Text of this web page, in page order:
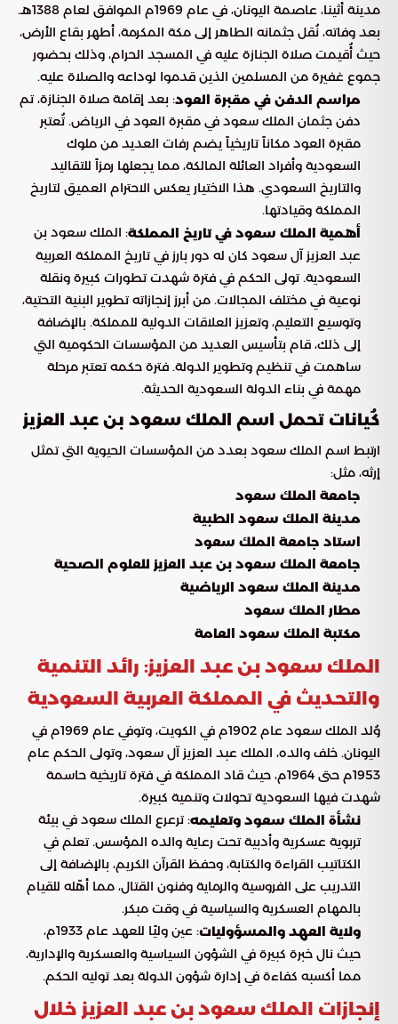
مدينة أثينا، عاصمة اليونان، في عام 1969م الموافق لعام 1388هـ.
بعد وفاته، نُقل جثمانه الطاهر إلى مكة المكرمة، أطهر بقاع الأرض،
حيث أُقيمت صلاة الجنازة عليه في المسجد الحرام، وذلك بحضور
جموع غفيرة من المسلمين الذين قدموا لوداعه والصلاة عليه.
مراسم الدفن في مقبرة العود: بعد إقامة صلاة الجنازة، تم
دفن جثمان الملك سعود في مقبرة العود في الرياض. تُعتبر
مقبرة العود مكاناً تاريخياً يضم رفات العديد من ملوك
السعودية وأفراد العائلة المالكة، مما يجعلها رمزاً للتقاليد
والتاريخ السعودي. هذا الاختيار يعكس الاحترام العميق لتاريخ
المملكة وقيادتها.
أهمية الملك سعود في تاريخ المملكة: الملك سعود بن
عبد العزيز آل سعود كان له دور بارز في تاريخ المملكة العربية
السعودية. تولى الحكم في فترة شهدت تطورات كبيرة ونقلة
نوعية في مختلف المجالات. من أبرز إنجازاته تطوير البنية التحتية،
وتوسيع التعليم، وتعزيز العلاقات الدولية للمملكة. بالإضافة
إلى ذلك، قام بتأسيس العديد من المؤسسات الحكومية التي
ساهمت في تنظيم وتطوير الدولة. فترة حكمه تعتبر مرحلة
مهمة في بناء الدولة السعودية الحديثة.
كُيانات تحمل اسم الملك سعود بن عبد العزيز
ارتبط اسم الملك سعود بعدد من المؤسسات الحيوية التي تمثل
إرثه، مثل:
جامعة الملك سعود
مدينة الملك سعود الطبية
استاد جامعة الملك سعود
جامعة الملك سعود بن عبد العزيز للعلوم الصحية
مدينة الملك سعود الرياضية
مطار الملك سعود
مكتبة الملك سعود العامة
الملك سعود بن عبد العزيز: رائد التنمية
والتحديث في المملكة العربية السعودية
وُلد الملك سعود عام 1902م في الكويت، وتوفي عام 1969م في
اليونان. خلف والده، الملك عبد العزيز آل سعود، وتولى الحكم عام
1953م حتى 1964م، حيث قاد المملكة في فترة تاريخية حاسمة
شهدت فيها السعودية تحولات وتنمية كبيرة.
نشأة الملك سعود وتعليمه: ترعرع الملك سعود في بيئة
تربوية عسكرية وأدبية تحت رعاية والده المؤسس. تعلم في
الكتاتيب القراءة والكتابة، وحفظ القرآن الكريم، بالإضافة إلى
التدريب على الفروسية والرماية وفنون القتال، مما أهّله للقيام
بالمهام العسكرية والسياسية في وقت مبكر.
ولاية العهد والمسؤوليات
: عين وليًا للعهد عام 1933م،
حيث نال خبرة كبيرة في الشؤون السياسية والعسكرية والإدارية،
مما أكسبه كفاءة في إدارة شؤون الدولة بعد توليه الحكم.
إنجازات الملك سعود بن عبد العزيز خلال